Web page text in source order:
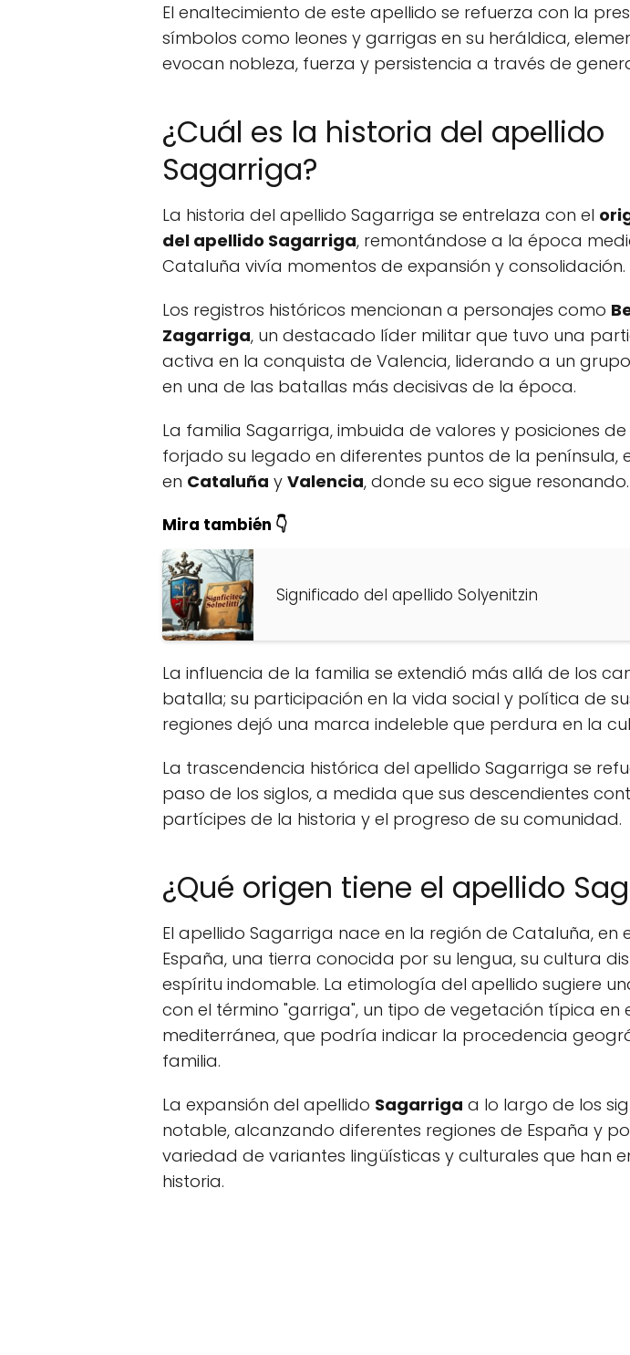
El enaltecimiento de este apellido se refuerza con la
símbolos como leones y garrigas en su heráldica,
evocan nobleza, fuerza y persistencia a través de
¿Cuál es la historia del apellido
Sagarriga?
La historia del apellido Sagarriga se entrelaza con el
del apellido Sagarriga, remontándose a la época
Cataluña vivía momentos de expansión y consolidación.
Los registros históricos mencionan a personajes como
Zagarriga, un destacado líder militar que tuvo una
activa en la conquista de Valencia, liderando a un
en una de las batallas más decisivas de la época.
La familia Sagarriga, imbuida de valores y posiciones
forjado su legado en diferentes puntos de la península,
en Cataluña y Valencia, donde su eco sigue resonando.
Mira también 👇
Significado del apellido Solyenitzin
La influencia de la familia se extendió más allá de los
batalla; su participación en la vida social y política de
regiones dejó una marca indeleble que perdura en la
La trascendencia histórica del apellido Sagarriga se
paso de los siglos, a medida que sus descendientes
partícipes de la historia y el progreso de su comunidad.
¿Qué origen tiene el apellido
El apellido Sagarriga nace en la región de Cataluña, en
España, una tierra conocida por su lengua, su cultura
espíritu indomable. La etimología del apellido sugiere
con el término "garriga", un tipo de vegetación típica en
mediterránea, que podría indicar la procedencia
familia.
La expansión del apellido Sagarriga a lo largo de los
notable, alcanzando diferentes regiones de España y
variedad de variantes lingüísticas y culturales que han
historia.